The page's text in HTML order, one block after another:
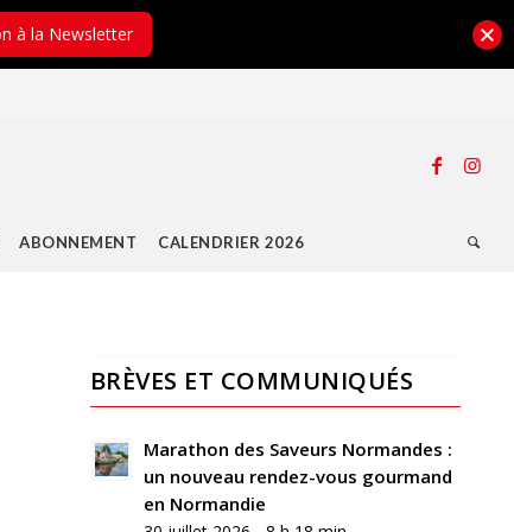
ABONNEMENT CALENDRIER 2026
Laisser
BRÈVES ET COMMUNIQUÉS
Marathon des Saveurs Normandes :
un nouveau rendez-vous gourmand
en Normandie
à la Newsletter